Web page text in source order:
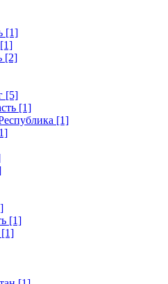
[1]
[2]
[5]
[1]
[1]
[1]
[1]